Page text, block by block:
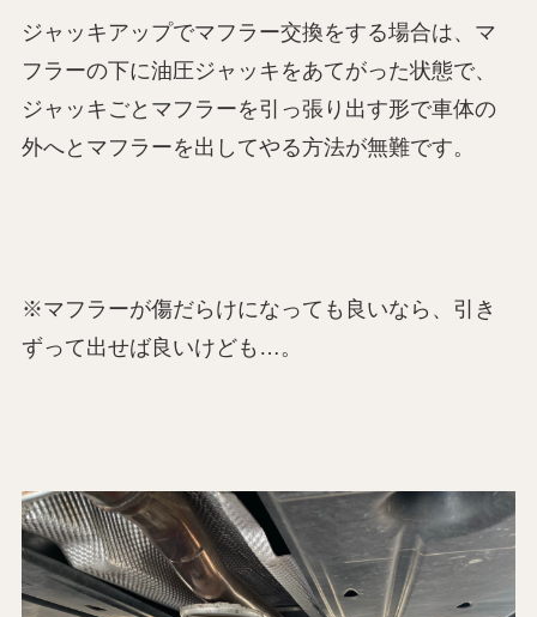
ジャッキアップでマフラー交換をする場合は、マ
フラーの下に油圧ジャッキをあてがった状態で、
ジャッキごとマフラーを引っ張り出す形で車体の
外へとマフラーを出してやる方法が無難です。
※マフラーが傷だらけになっても良いなら、引き
ずって出せば良いけども…。